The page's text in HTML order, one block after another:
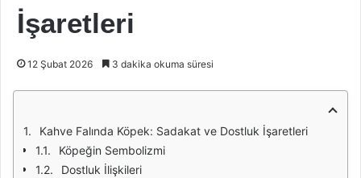
İşaretleri
12 Şubat 2026 3 dakika okuma süresi
Kahve Falında Köpek: Sadakat ve Dostluk İşaretleri
Köpeğin Sembolizmi
Dostluk İlişkileri